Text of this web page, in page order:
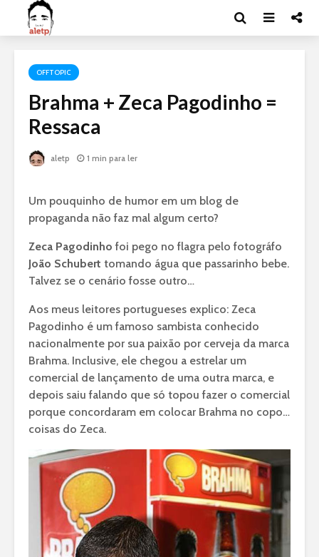
OFFTOPIC
Brahma + Zeca Pagodinho =
Ressaca
aletp 1 min para ler
Um pouquinho de humor em um blog de
propaganda não faz mal algum certo?
Zeca Pagodinho foi pego no flagra pelo fotográfo
João Schubert tomando água que passarinho bebe.
Talvez se o cenário fosse outro…
Aos meus leitores portugueses explico: Zeca
Pagodinho é um famoso sambista conhecido
nacionalmente por sua paixão por cerveja da marca
Brahma. Inclusive, ele chegou a estrelar um
comercial de lançamento de uma outra marca, e
depois saiu falando que só topou fazer o comercial
porque concordaram em colocar Brahma no copo…
coisas do Zeca.